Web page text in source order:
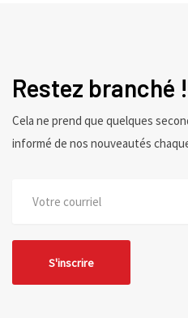
Restez branché !
Cela ne prend que quelques
informé de nos nouveautés